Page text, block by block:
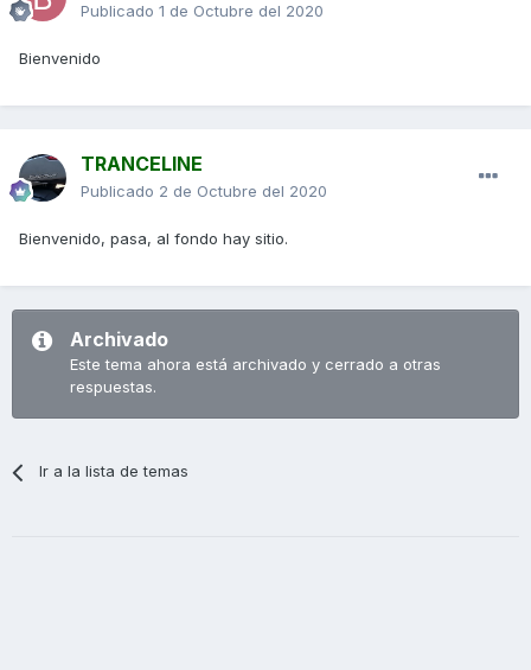
Publicado 1 de Octubre del 2020
Bienvenido
TRANCELINE
Publicado 2 de Octubre del 2020
Bienvenido, pasa, al fondo hay sitio.
Archivado
Este tema ahora está archivado y cerrado a otras
respuestas.
Ir a la lista de temas